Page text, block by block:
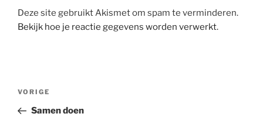
Deze site gebruikt Akismet om spam te verminderen.
Bekijk hoe je reactie gegevens worden verwerkt.
Bericht
Vorig
bericht
VORIGE
Samen doen